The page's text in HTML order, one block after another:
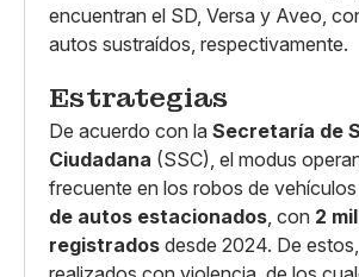
encuentran el SD, Versa y Aveo,
autos sustraídos, respectivamente.
Estrategias
De acuerdo con la Secretaría de
Ciudadana (SSC), el modus
frecuente en los robos de
de autos estacionados , con 2
registrados desde 2024. De